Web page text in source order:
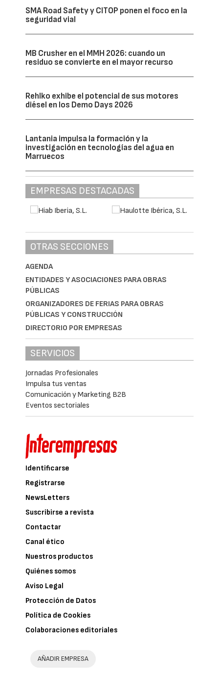
SMA Road Safety y CITOP ponen el foco en la
seguridad vial
MB Crusher en el MMH 2026: cuando un
residuo se convierte en el mayor recurso
Rehlko exhibe el potencial de sus motores
diésel en los Demo Days 2026
Lantania impulsa la formación y la
investigación en tecnologías del agua en
Marruecos
EMPRESAS DESTACADAS
OTRAS SECCIONES
AGENDA
ENTIDADES Y ASOCIACIONES PARA OBRAS
PÚBLICAS
ORGANIZADORES DE FERIAS PARA OBRAS
PÚBLICAS Y CONSTRUCCIÓN
DIRECTORIO POR EMPRESAS
SERVICIOS
Jornadas Profesionales
Impulsa tus ventas
Comunicación y Marketing B2B
Eventos sectoriales
Identificarse
Registrarse
NewsLetters
Suscribirse a revista
Contactar
Canal ético
Nuestros productos
Quiénes somos
Aviso Legal
Protección de Datos
Política de Cookies
Colaboraciones editoriales
AÑADIR EMPRESA